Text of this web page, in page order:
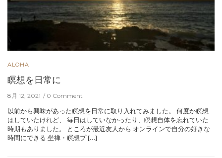
ALOHA
瞑想を日常に
8月 12, 2021 0 Comment
以前から興味があった瞑想を日常に取り入れてみました。 何度か瞑想
はしていたけれど、 毎日はしていなかったり、瞑想自体を忘れていた
時期もありました。 ところが最近友人から オンラインで自分の好きな
時間にできる 坐禅・瞑想プ […]